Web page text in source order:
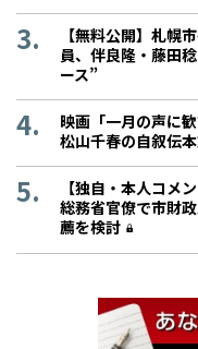
【無料公開】札幌
員、伴良隆・藤田
ース”
映画「一月の声に
松山千春の自叙伝
【独自・本人コメ
総務省官僚で市財
薦を検討